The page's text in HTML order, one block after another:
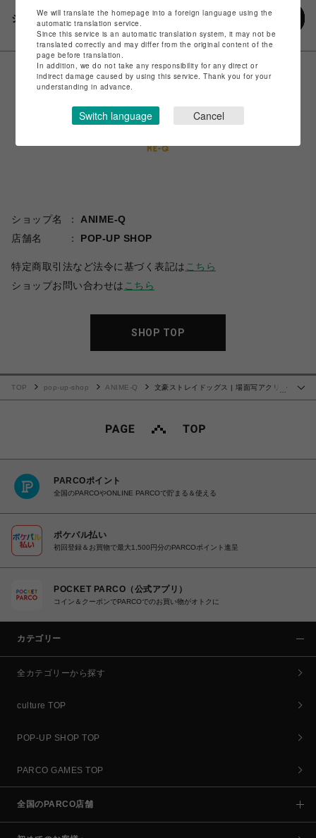
シェアする
ショップ名
ANIME-Q
店舗名
POP-UP SHOP
特定商取引法など法令に基づく表記は こちら
ショップお問い合わせは こちら
SHOP TOP
TOP pop-up-shop ANIME-Q
文豪ストレイドッグス | 場面写アクリル
PARCOポイント
全国のPARCOやONLINE PARCOで貯まる＆使える
ポケパル払い
初回登録＆お買物で最大1,500円分のPARCOポイント進呈
POCKET PARCO（公式アプリ）
コイン＆クーポンでPARCOでのお買い物がオトクに
カテゴリー
全カテゴリーから探す
culture TOP
POP-UP SHOP TOP
PARCO GAMES TOP
全国のPARCO店舗
We will translate the homepage into a foreign language using the
automatic translation service.
Since this service is an automatic translation system, it may not be
translated correctly and may differ from the original content of the
page before translation.
In addition, we do not take any responsibility for any direct or
indirect damage caused by using this service. Thank you for your
understanding in advance.
Switch language Cancel